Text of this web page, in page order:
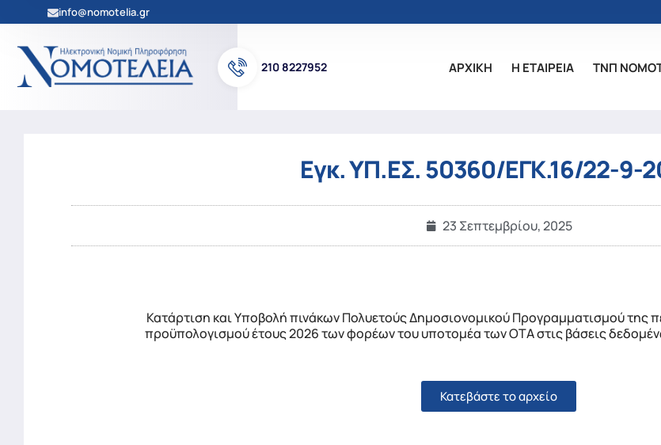
info@nomotelia.gr
210 8227952 ΑΡΧΙΚΗ Η ΕΤΑΙΡΕΙΑ ΤΝΠ
Εγκ. ΥΠ.ΕΣ. 50360/ΕΓΚ.16/22-9-
23 Σεπτεμβρίου, 2025
Κατάρτιση και Υποβολή πινάκων Πολυετούς Δημοσιονομικού Προγραμματισμού της
προϋπολογισμού έτους 2026 των φορέων του υποτομέα των ΟΤΑ στις βάσεις
Κατεβάστε το αρχείο